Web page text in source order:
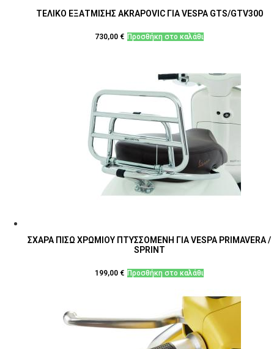
ΤΕΛΙΚΟ ΕΞΑΤΜΙΣΗΣ AKRAPOVIC ΓΙΑ VESPA GTS/GTV300
730,00 € Προσθήκη στο καλάθι
ΣΧΑΡΑ ΠΙΣΩ ΧΡΩΜΙΟΥ ΠΤΥΣΣΟΜΕΝΗ ΓΙΑ VESPA PRIMAVERA /
SPRINT
199,00 € Προσθήκη στο καλάθι